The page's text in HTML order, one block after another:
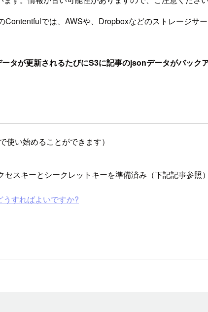
では、AWSや、Dropboxなどのストレージ
タが更新されるたびにS3に記事のjsonデータがバック
い始めることができます）
スキーとシークレットキーを準備済み（下記記事参照）
すればよいですか?